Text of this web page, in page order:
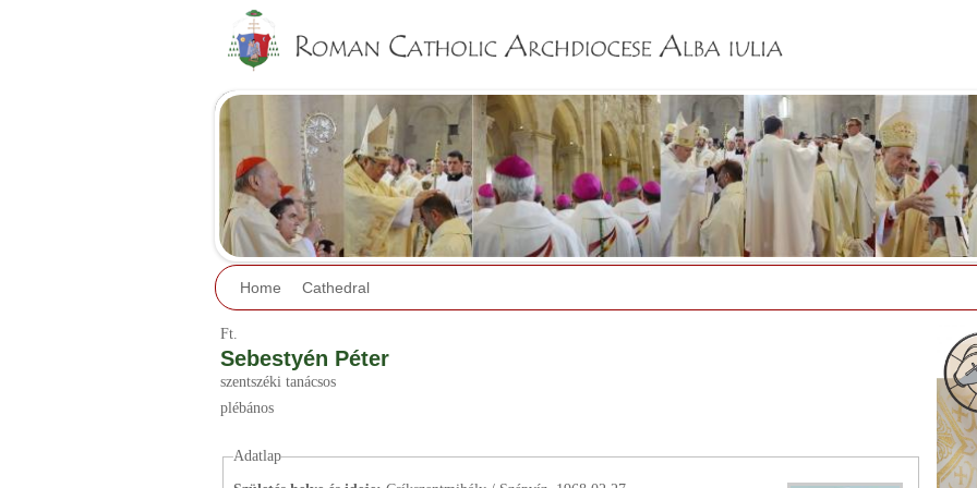
Home Cathedral
Ft.
Sebestyén Péter
szentszéki tanácsos
plébános
Adatlap